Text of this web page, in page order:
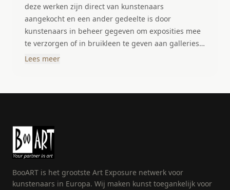
deze werken zijn direct van kunstenaars
aangekocht en een ander gedeelte is door
kunstenaars in beheer gegeven om exposities mee
te verzorgen of in bruikleen te geven aan galleries
of verzamelaars. De collectie is zeer gevarieerd en
nieuwe aankopen.
Lees meer
BooART is het grootste Art Exposure netwerk voor
kunstenaars in Europa. Wij maken kunst toegankelijk voor